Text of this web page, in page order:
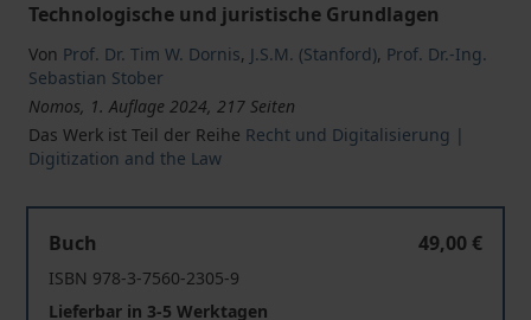
Technologische und juristische Grundlagen
Von Prof. Dr. Tim W. Dornis, J.S.M. (Stanford), Prof. Dr.-Ing.
Sebastian Stober
Nomos, 1. Auflage 2024, 217 Seiten
Das Werk ist Teil der Reihe Recht und Digitalisierung |
Digitization and the Law
Buch
49,00 €
ISBN 978-3-7560-2305-9
Lieferbar in 3-5 Werktagen